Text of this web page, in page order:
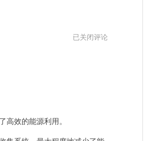
无
已关闭评论
效的能源利用。